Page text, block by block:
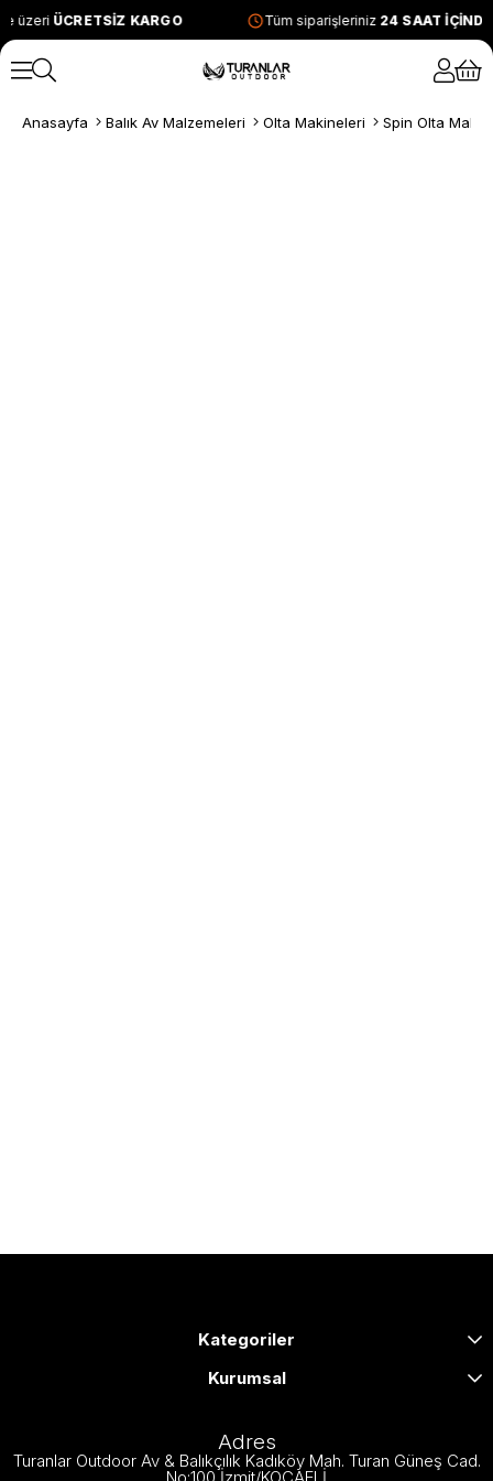
üzeriÜCRETSİZ KARGO Tüm siparişleriniz24 SAAT İÇİNDE
Anasayfa Balık Av Malzemeleri Olta Makineleri Spin Olta
Kategoriler
Kurumsal
Adres
Turanlar Outdoor Av & Balıkçılık Kadıköy Mah. Turan Güneş Cad.